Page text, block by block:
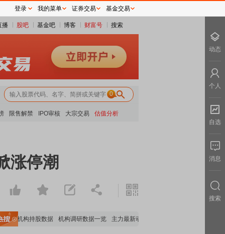
播 股吧 基金吧 博客 财富号 搜索
0
限售解禁 IPO审核 大宗交易 估值分析
涨停潮
要机构持股数据 机构调研数据一览 主力最新动向
登录 我的菜单 证券交易 基金交易
动态
个人
自选
消息
搜索